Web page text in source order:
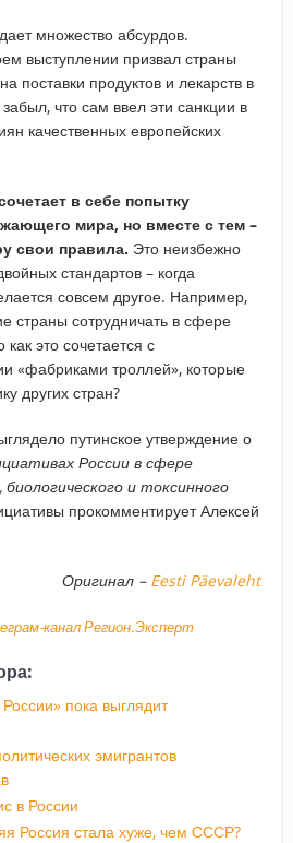
множество абсурдов.
выступлении призвал страны
поставки продуктов и лекарств в
что сам ввел эти санкции в
качественных европейских
в себе попытку
мира, но вместе с тем –
свои правила. Это неизбежно
стандартов – когда
совсем другое. Например,
страны сотрудничать в сфере
это сочетается с
«фабриками троллей», которые
других стран?
путинское утверждение о
России в сфере
и токсинного
прокомментирует Алексей
Оригинал – Eesti Päevaleht
канал Регион.Эксперт
пока выглядит
эмигрантов
в России
Россия стала хуже, чем СССР?